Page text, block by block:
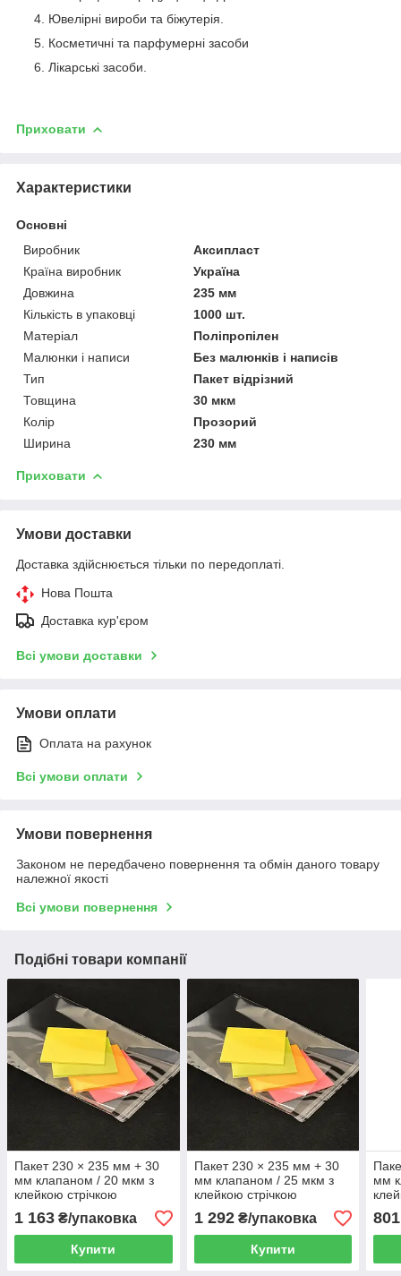
Ювелірні вироби та біжутерія.
Косметичні та парфумерні засоби
Лікарські засоби.
Приховати
Характеристики
Основні
Виробник
Аксипласт
Країна виробник
Україна
Довжина
235 мм
Кількість в упаковці
1000 шт.
Матеріал
Поліпропілен
Малюнки і написи
Без малюнків і написів
Тип
Пакет відрізний
Товщина
30 мкм
Колір
Прозорий
Ширина
230 мм
Приховати
Умови доставки
Доставка здійснюється тільки по передоплаті.
Нова Пошта
Доставка кур'єром
Всі умови доставки
Умови оплати
Оплата на рахунок
Всі умови оплати
Умови повернення
Законом не передбачено повернення та обмін даного товару
належної якості
Всі умови повернення
Подібні товари компанії
Пакет 230 × 235 мм + 30
мм клапаном / 20 мкм з
клейкою стрічкою
поліпропиленовий БОПП
1000 шт
1 163 ₴/упаковка
Купити
Пакет 230 × 235 мм + 30
мм клапаном / 25 мкм з
клейкою стрічкою
поліпропиленовий БОПП
1000 шт
1 292₴/упаковка
Купити
мм
801